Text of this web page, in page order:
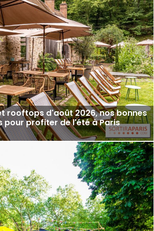
rooftops d'août 2026, nos bonnes
pour profiter de l'été à Paris